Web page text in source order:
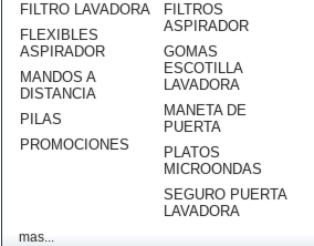
FILTRO LAVADORA
FLEXIBLES
ASPIRADOR
MANDOS A
DISTANCIA
PILAS
PROMOCIONES
FILTROS
ASPIRADOR
GOMAS
ESCOTILLA
LAVADORA
MANETA DE
PUERTA
PLATOS
MICROONDAS
SEGURO PUERTA
LAVADORA
mas...